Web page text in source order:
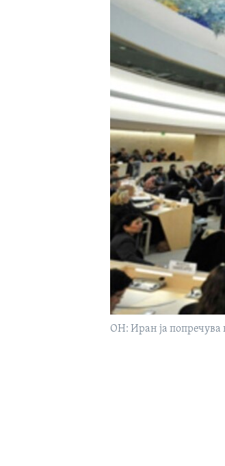
ОН: Иран ја попречува